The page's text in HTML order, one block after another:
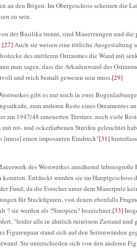
an den Bögen. Im Obergeschoss scheinen die
zu sein.
der Basilika trennt, sind Mauerzungen und
[27]Auch sie weisen eine rötliche Ausgestaltung
des mittleren Ostraumes die Wand mit
man sagen, dass die Arkadenwand des
und reich bemalt gewesen sein muss.[29]
gibt es nur noch in zwei
zum anderen Reste eines Ornamentes
am 1947/48 erneuerten Türsturz, noch viele
rot- und ockerfarbenen Streifen geleuchtet
[muss] einen imposanten Eindruck"[31]
des Westwerkes annähernd
Entdeckt wurden sie im Hauptgeschoss
Fund, da die Forscher unter dem Mauerputz
für Stuckfiguren, von denen ebenfalls
? sie werden als ?Sinopien? bezeichnet.[33]
"leider alle in ähnlich ruinösem Zustand und
Figurenpaar stand sich auf den Seitenwänden
Sie unterschieden sich von den anderen